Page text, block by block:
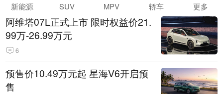
新能源 SUV MPV 轿车 更多
阿维塔07L正式上市 限时权益价21.
99万-26.99万元
6
预售价10.49万元起 星海V6开启预
售